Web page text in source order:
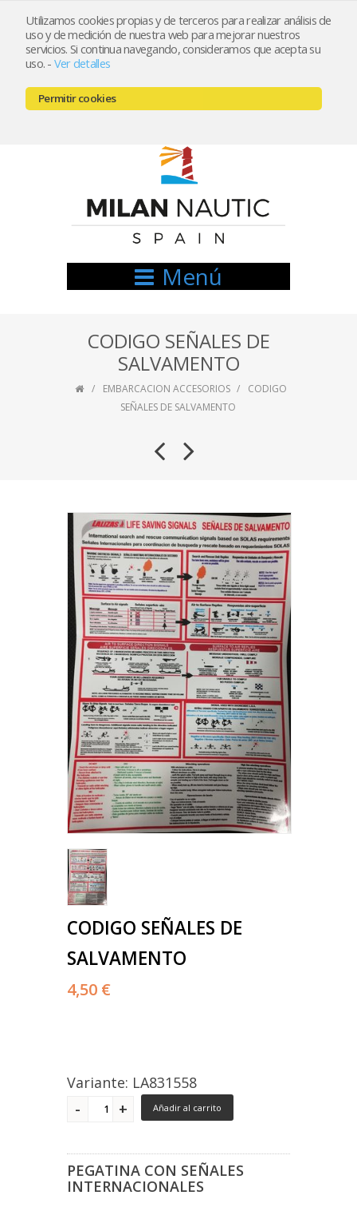
Utilizamos cookies propias y de terceros para realizar análisis de
uso y de medición de nuestra web para mejorar nuestros
servicios. Si continua navegando, consideramos que acepta su
uso. - Ver detalles
Permitir cookies
Registrarse Mi cuenta
666521122 // 654999333
Menú
CODIGO SEÑALES DE
SALVAMENTO
EMBARCACION ACCESORIOS
CODIGO
SEÑALES DE SALVAMENTO
CODIGO SEÑALES DE
SALVAMENTO
4,50 €
Variante: LA831558
Añadir al carrito
PEGATINA CON SEÑALES
INTERNACIONALES